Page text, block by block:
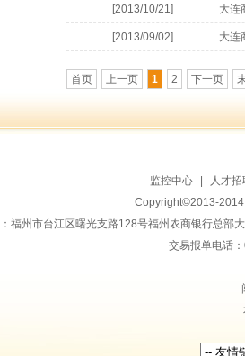
[2013/10/21] 大连
[2013/09/02] 大连
首页 上一页 1 2 下一页
监控中心
人才招
Copyright©2013-
福州市台江区曙光支路128号福州农商银行总
交易报单电话